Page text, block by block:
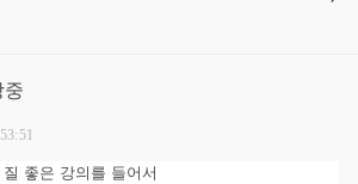
중
좋은 강의를 들어서